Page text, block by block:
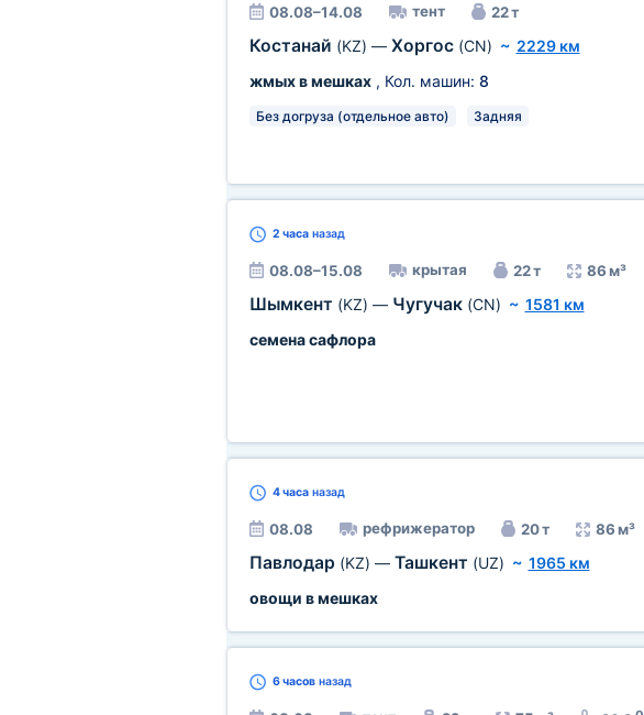
08.08–14.08 тент 22 т
Костанай (KZ) — Хоргос (CN) ~ 2229 км
жмых в мешках, Кол. машин: 8
Без догруза (отдельное авто) Задняя
2 часаназад
08.08–15.08 крытая 22 т 86 м³
Шымкент (KZ) — Чугучак (CN) ~ 1581 км
семена сафлора
4 часаназад
08.08 рефрижератор 20 т 86 м³
Павлодар (KZ) — Ташкент (UZ) ~ 1965 км
овощи в мешках
6 часовназад